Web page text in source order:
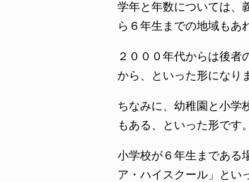
学年と年数については、
ら６年生までの地域もあ
２０００年代からは後者
から、といった形になり
ちなみに、幼稚園と小学
もある、といった形です。
小学校が６年生まである
ア・ハイスクール」とい